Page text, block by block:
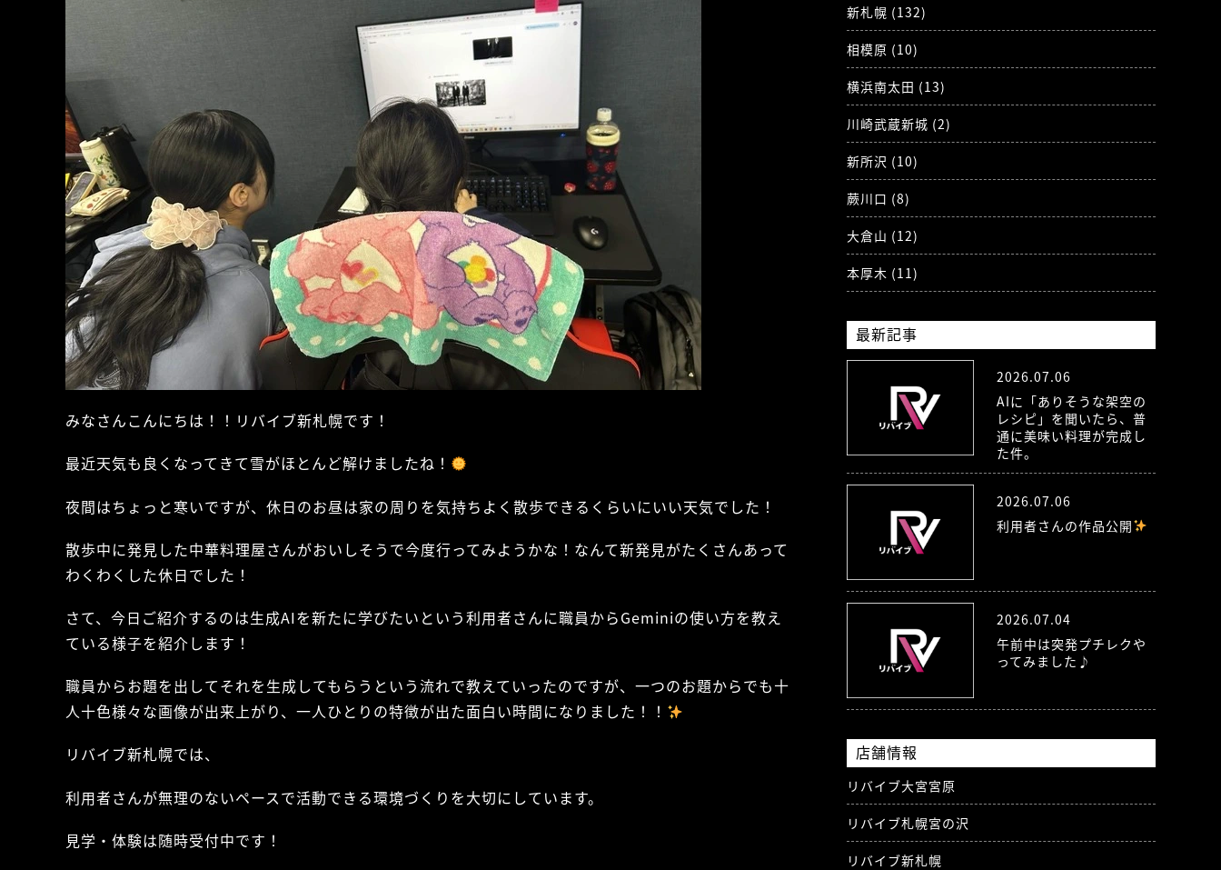
みなさんこんにちは！！リバイブ新札幌です！
最近天気も良くなってきて雪がほとんど解けましたね！
夜間はちょっと寒いですが、休日のお昼は家の周りを気持ちよく散歩できるくらいにいい天気でした！
散歩中に発見した中華料理屋さんがおいしそうで今度行ってみようかな！なんて新発見がたくさんあって
わくわくした休日でした！
さて、今日ご紹介するのは生成AIを新たに学びたいという利用者さんに職員からGeminiの使い方を教え
ている様子を紹介します！
職員からお題を出してそれを生成してもらうという流れで教えていったのですが、一つのお題からでも十
人十色様々な画像が出来上がり、一人ひとりの特徴が出た面白い時間になりました！！
リバイブ新札幌では、
利用者さんが無理のないペースで活動できる環境づくりを大切にしています。
見学・体験は随時受付中です！
新札幌 (132)
相模原 (10)
横浜南太田 (13)
川崎武蔵新城 (2)
新所沢 (10)
蕨川口 (8)
大倉山 (12)
本厚木 (11)
最新記事
2026.07.06
AIに「ありそうな架空の
レシピ」を聞いたら、普
通に美味い料理が完成し
た件。
2026.07.06
利用者さんの作品公開
2026.07.04
午前中は突発プチレクや
ってみました♪
店舗情報
リバイブ大宮宮原
リバイブ札幌宮の沢
リバイブ新札幌